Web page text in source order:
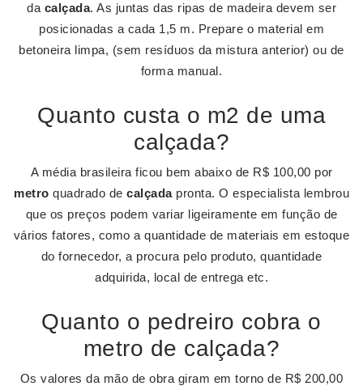
da calçada. As juntas das ripas de madeira devem ser
posicionadas a cada 1,5 m. Prepare o material em
betoneira limpa, (sem resíduos da mistura anterior) ou de
forma manual.
Quanto custa o m2 de uma
calçada?
A média brasileira ficou bem abaixo de R$ 100,00 por
metro quadrado de calçadapronta. O especialista lembrou
que os preços podem variar ligeiramente em função de
vários fatores, como a quantidade de materiais em estoque
do fornecedor, a procura pelo produto, quantidade
adquirida, local de entrega etc.
Quanto o pedreiro cobra o
metro de calçada?
Os valores da mão de obra giram em torno de R$ 200,00